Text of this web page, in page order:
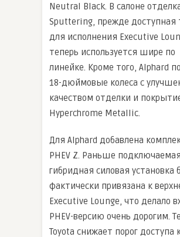
Neutral Black. В салоне
Sputtering, прежде доступная
для исполнения Executive
теперь используется шире по
линейке. Кроме того, Alphard
18-дюймовые колеса с
качеством отделки и
Hyperchrome Metallic.
Для Alphard добавлена
PHEV Z. Раньше подключаемая
гибридная силовая установка
фактически привязана к
Executive Lounge, что делало
PHEV-версию очень дорогим.
Toyota снижает порог доступа